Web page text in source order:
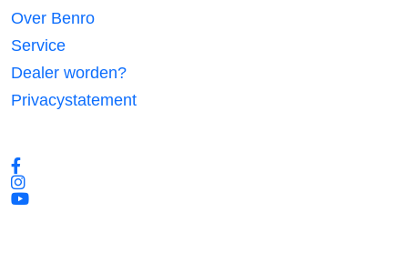
Over Benro
Service
Dealer worden?
Privacystatement